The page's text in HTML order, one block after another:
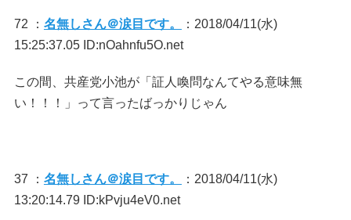
72 ： 名無しさん＠涙目です。
：2018/04/11(水)
15:25:37.05 ID:nOahnfu5O.net
この間、共産党小池が「証人喚問なんてやる意味無
い！！！」って言ったばっかりじゃん
37 ： 名無しさん＠涙目です。
：2018/04/11(水)
13:20:14.79 ID:kPvju4eV0.net